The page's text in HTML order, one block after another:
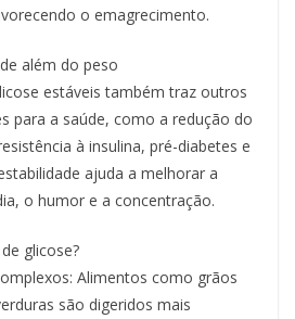
o emagrecimento.
além do peso
estáveis também traz outros
para a saúde, como a redução do
à insulina, pré-diabetes e
ajuda a melhorar a
o humor e a concentração.
glicose?
Alimentos como grãos
são digeridos mais